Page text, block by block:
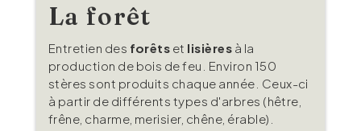
La forêt
Entretien des forêts et lisières à la
production de bois de feu. Environ 150
stères sont produits chaque année. Ceux-ci
à partir de différents types d'arbres (hêtre,
frêne, charme, merisier, chêne, érable).